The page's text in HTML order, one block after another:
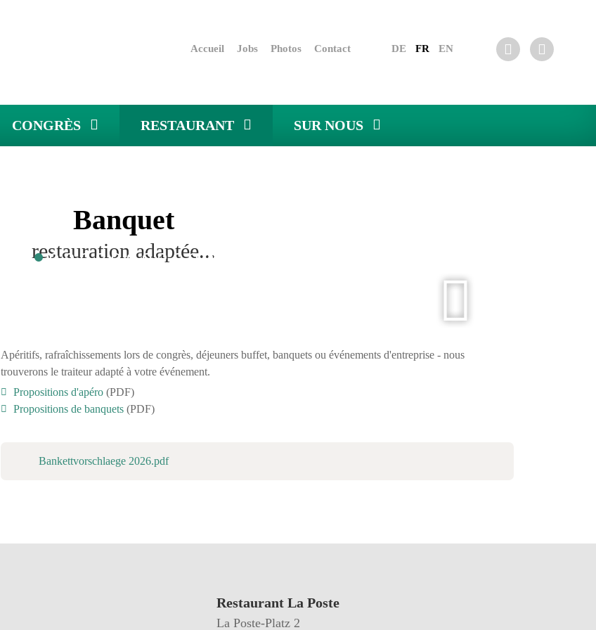
Accueil Jobs Photos Contact DE FR EN  
CONGRÈS RESTAURANT SUR NOUS
Banquet
restauration adaptée...
Apéritifs, rafraîchissements lors de congrès, déjeuners buffet, banquets ou événements d'entreprise - nous
trouverons le traiteur adapté à votre événement.
Propositions d'apéro (PDF)
Propositions de banquets (PDF)
Bankettvorschlaege 2026.pdf
Restaurant La Poste
La Poste-Platz 2